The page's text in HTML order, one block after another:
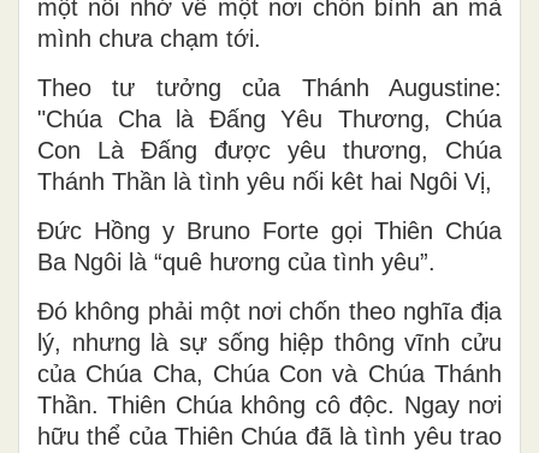
một nỗi nhớ về một nơi chốn bình an mà
mình chưa chạm tới.
Theo tư tưởng của Thánh Augustine:
"Chúa Cha là Đấng Yêu Thương, Chúa
Con Là Đấng được yêu thương, Chúa
Thánh Thần là tình yêu nối kêt hai Ngôi Vị,
Đức Hồng y Bruno Forte gọi Thiên Chúa
Ba Ngôi là “quê hương của tình yêu”.
Đó không phải một nơi chốn theo nghĩa địa
lý, nhưng là sự sống hiệp thông vĩnh cửu
của Chúa Cha, Chúa Con và Chúa Thánh
Thần. Thiên Chúa không cô độc. Ngay nơi
hữu thể của Thiên Chúa đã là tình yêu trao